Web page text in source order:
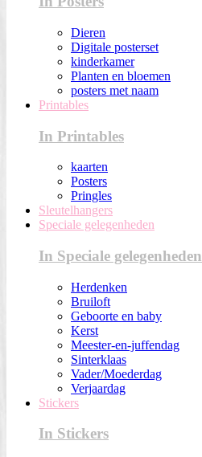
Dieren
Digitale posterset
kinderkamer
Planten en bloemen
posters met naam
Printables
In Printables
kaarten
Posters
Pringles
Sleutelhangers
Speciale gelegenheden
In Speciale gelegenheden
Herdenken
Bruiloft
Geboorte en baby
Kerst
Meester-en-juffendag
Sinterklaas
Vader/Moederdag
Verjaardag
Stickers
In Stickers